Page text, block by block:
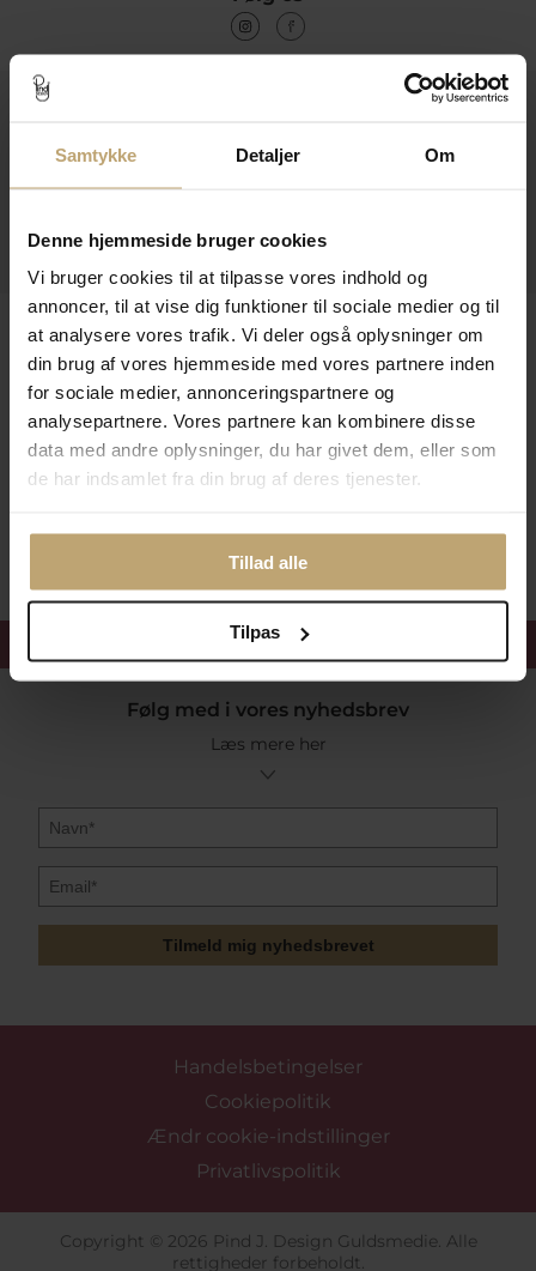
Samtykke Detaljer Om
Denne hjemmeside bruger cookies
Vi bruger cookies til at tilpasse vores indhold og
annoncer, til at vise dig funktioner til sociale medier og til
at analysere vores trafik. Vi deler også oplysninger om
din brug af vores hjemmeside med vores partnere inden
for sociale medier, annonceringspartnere og
analysepartnere. Vores partnere kan kombinere disse
data med andre oplysninger, du har givet dem, eller som
de har indsamlet fra din brug af deres tjenester.
Tillad alle
Tilpas
Åbningstider I Butikken
Praktiske Sider
Leveringsmuligheder
Betalingsmuligheder
Sikker Og Tryg E-Handel
velkomstrabat
Følg med i vores nyhedsbrev
Læs mere her
Tilmeld mig nyhedsbrevet
Handelsbetingelser
Cookiepolitik
Ændr cookie-indstillinger
Privatlivspolitik
Copyright © 2026 Pind J. Design Guldsmedie. Alle
rettigheder forbeholdt.